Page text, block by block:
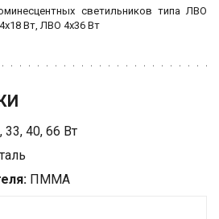
светильников типа ЛВО
Вт, ЛВО 4х36 Вт
33, 40, 66 Вт
ПММА